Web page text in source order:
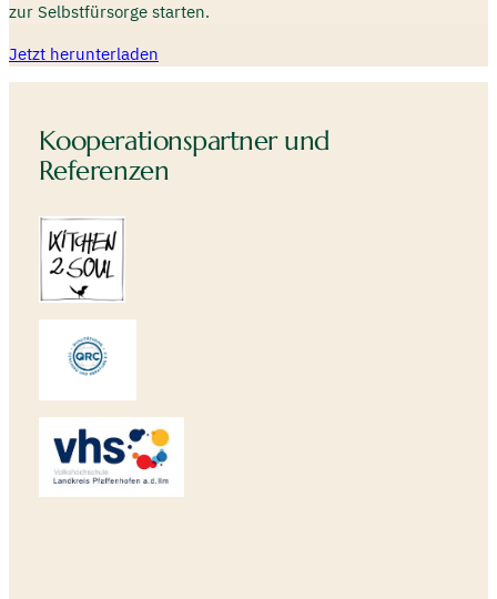
zur Selbstfürsorge starten.
Jetzt herunterladen
Kooperationspartner und
Referenzen